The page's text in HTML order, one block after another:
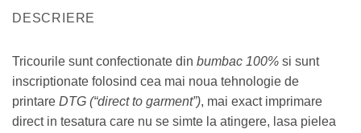
DESCRIERE
Tricourile sunt confectionate din bumbac 100% si sunt
inscriptionate folosind cea mai noua tehnologie de
printare DTG (“direct to garment”), mai exact imprimare
direct in tesatura care nu se simte la atingere, lasa pielea